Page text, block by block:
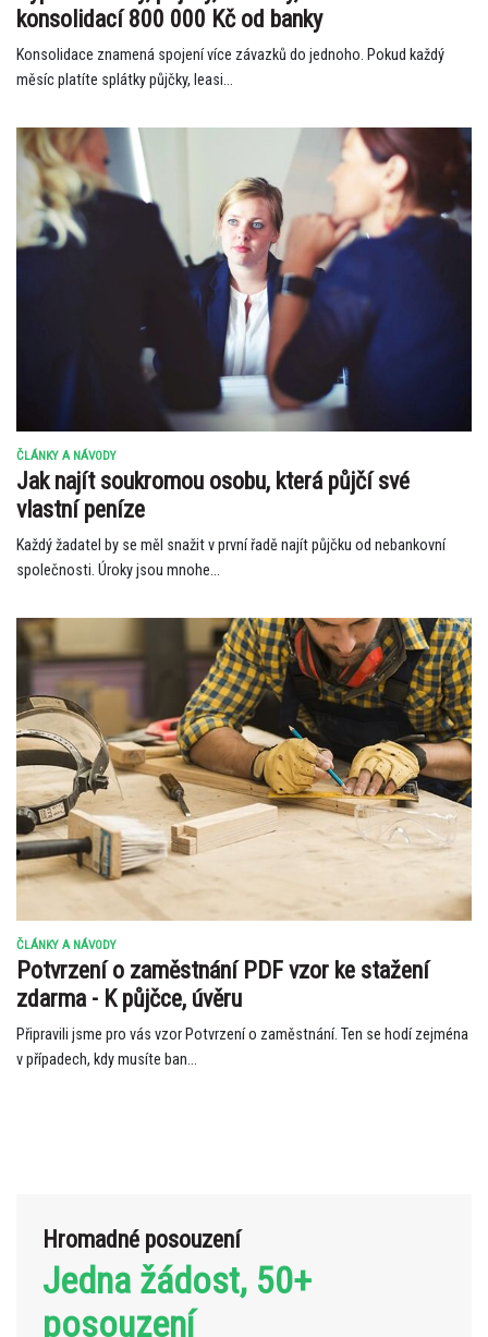
konsolidací 800 000 Kč od banky
Konsolidace znamená spojení více závazků do jednoho. Pokud každý
měsíc platíte splátky půjčky, leasi...
ČLÁNKY A NÁVODY
Jak najít soukromou osobu, která půjčí své
vlastní peníze
Každý žadatel by se měl snažit v první řadě najít půjčku od nebankovní
společnosti. Úroky jsou mnohe...
ČLÁNKY A NÁVODY
Potvrzení o zaměstnání PDF vzor ke stažení
zdarma - K půjčce, úvěru
Připravili jsme pro vás vzor Potvrzení o zaměstnání. Ten se hodí zejména
v případech, kdy musíte ban...
Hromadné posouzení
Jedna žádost, 50+
posouzení